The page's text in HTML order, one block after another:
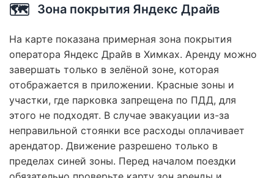
🗺️ Зона покрытия Яндекс Драйв
На карте показана примерная зона покрытия
оператора Яндекс Драйв в Химках. Аренду можно
завершать только в зелёной зоне, которая
отображается в приложении. Красные зоны и
участки, где парковка запрещена по ПДД, для
этого не подходят. В случае эвакуации из-за
неправильной стоянки все расходы оплачивает
арендатор. Движение разрешено только в
пределах синей зоны. Перед началом поездки